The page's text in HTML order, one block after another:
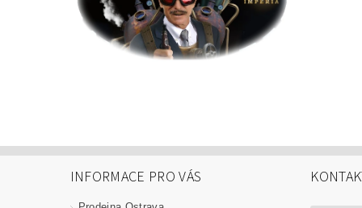
INFORMACE PRO VÁS